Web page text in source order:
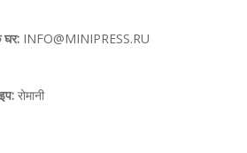
घर: INFO@MINIPRESS.RU
रोमानी